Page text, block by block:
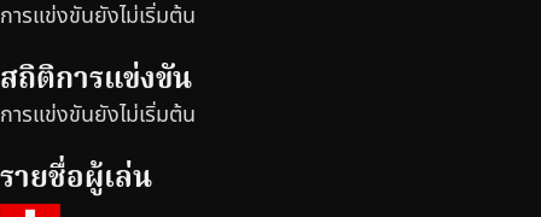
การแข่งขันยังไม่เริ่มต้น
สถิติการแข่งขัน
การแข่งขันยังไม่เริ่มต้น
รายชื่อผู้เล่น